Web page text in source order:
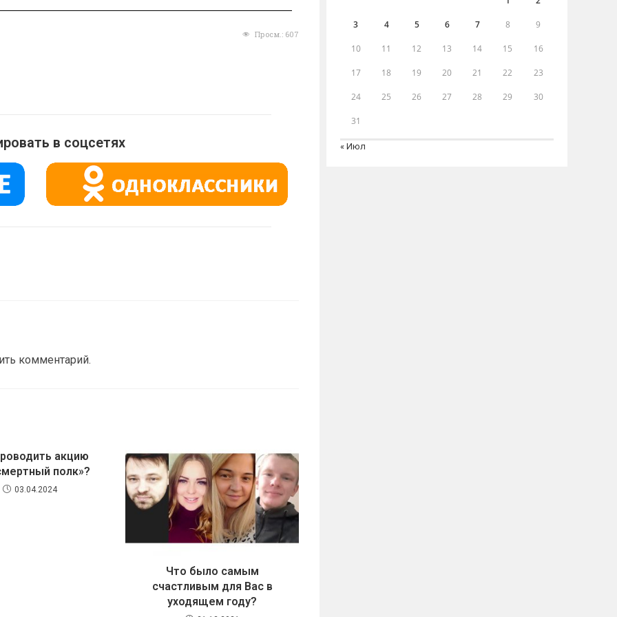
Просм.: 607
в соцсетях
комментарий.
акцию
полк»?
03.04.2024
Что было самым
счастливым для Вас в
уходящем году?
3 4 5 6 7 8 9
10 11 12 13 14 15 16
17 18 19 20 21 22 23
24 25 26 27 28 29 30
31
« Июл